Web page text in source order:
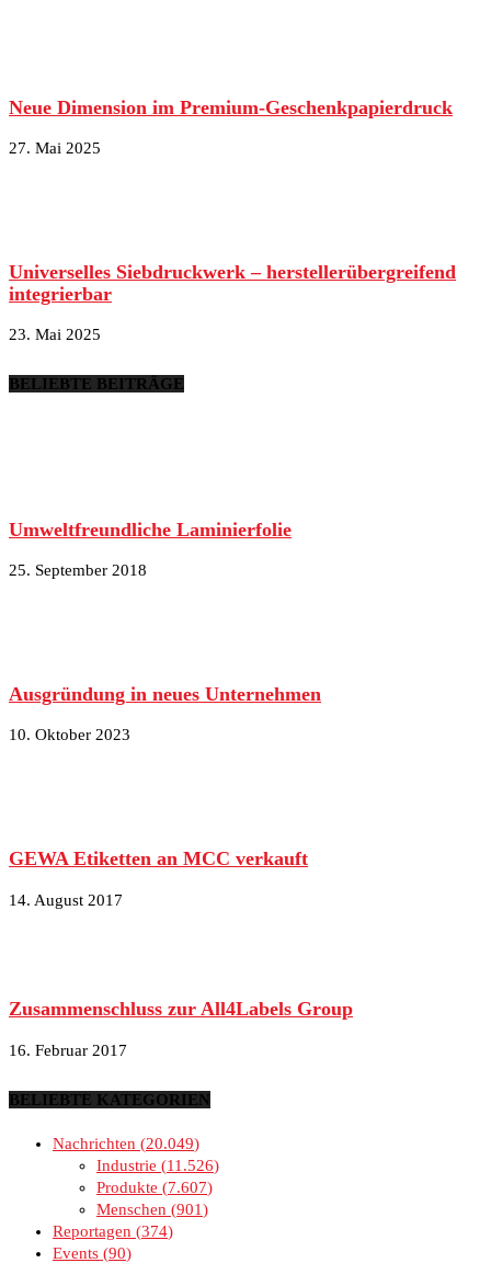
Neue Dimension im Premium-Geschenkpapierdruck
27. Mai 2025
Universelles Siebdruckwerk – herstellerübergreifend
integrierbar
23. Mai 2025
BELIEBTE BEITRÄGE
Umweltfreundliche Laminierfolie
25. September 2018
Ausgründung in neues Unternehmen
10. Oktober 2023
GEWA Etiketten an MCC verkauft
14. August 2017
Zusammenschluss zur All4Labels Group
16. Februar 2017
BELIEBTE KATEGORIEN
Nachrichten
20.049
Industrie
11.526
Produkte
7.607
Menschen
901
Reportagen
374
Events 90